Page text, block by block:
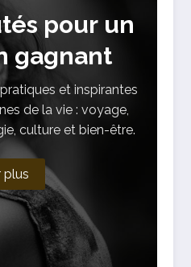
pour un
gagnant
et inspirantes
de la vie : voyage,
culture et bien-être.
plus